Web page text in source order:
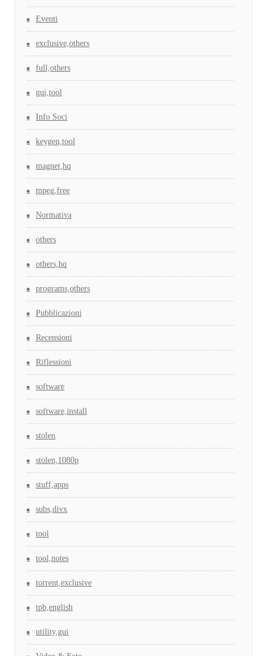
Eventi
exclusive,others
full,others
gui,tool
Info Soci
keygen,tool
magnet,hq
mpeg,free
Normativa
others
others,hq
programs,others
Pubblicazioni
Recensioni
Riflessioni
software
software,install
stolen
stolen,1080p
stuff,apps
subs,divx
tool
tool,notes
torrent,exclusive
tpb,english
utility,gui